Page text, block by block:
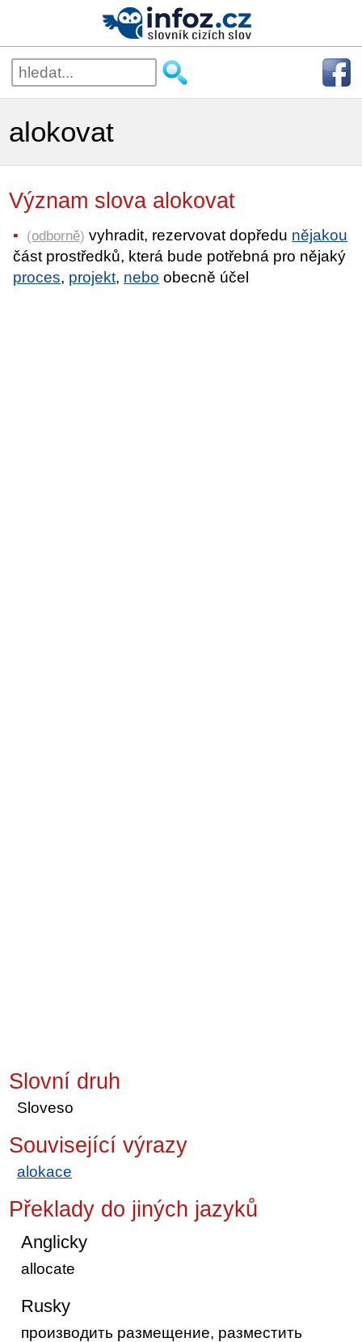
alokovat
Význam slova alokovat
(odborně) vyhradit, rezervovat dopředu nějakou
část prostředků, která bude potřebná pro nějaký
proces, projekt, nebo obecně účel
Slovní druh
Sloveso
Související výrazy
alokace
Překlady do jiných jazyků
Anglicky
allocate
Rusky
производить размещение, разместить